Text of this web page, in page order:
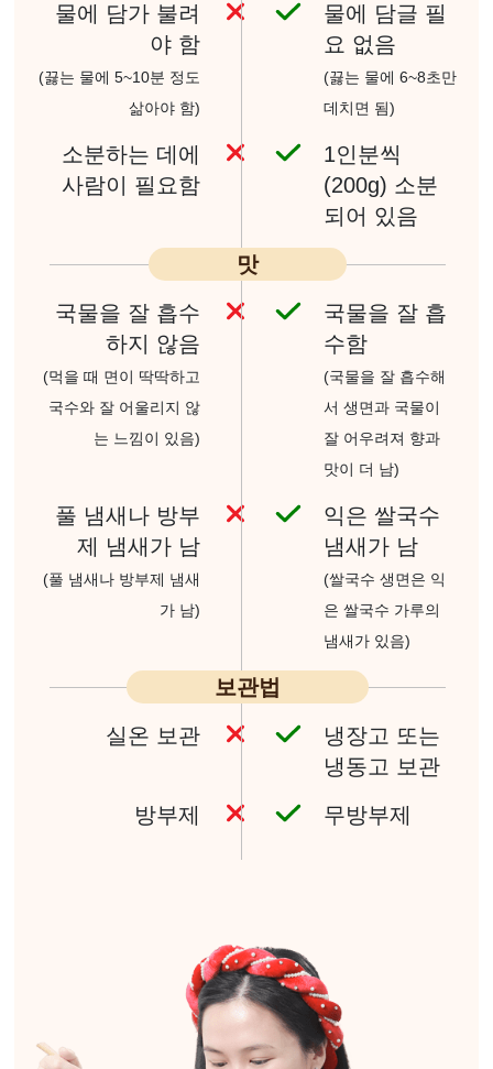
물에 담가 불려
야 함
(끓는 물에 5~10분 정도
삶아야 함)
물에 담글 필
요 없음
(끓는 물에 6~8초만
데치면 됨)
소분하는 데에
사람이
필요함
1인분씩
(200g) 소분
되어 있음
맛
국물을 잘 흡수
하지 않음
(먹을 때 면이 딱딱하고
국수와 잘 어울리지 않
는 느낌이 있음)
국물을 잘 흡
수함
(국물을 잘 흡수해
서 생면과 국물이
잘 어우려져 향과
맛이 더 남)
풀 냄새나 방부
제 냄새가 남
(풀 냄새나 방부제 냄새
가 남)
익은 쌀국수
냄새가 남
(쌀국수 생면은 익
은 쌀국수 가루의
냄새가 있음)
보관법
실온 보관
냉장고 또는
냉동고 보관
방부제
무방부제